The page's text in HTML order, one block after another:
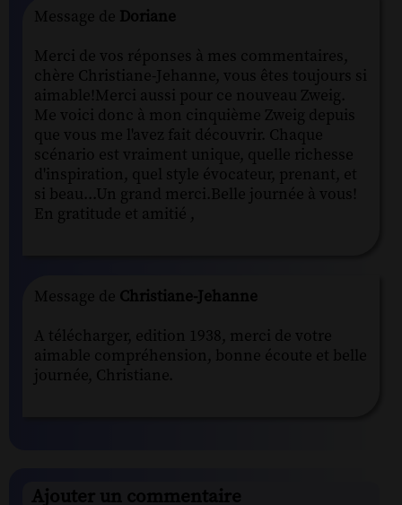
Message de Doriane
Merci de vos réponses à mes commentaires,
chère Christiane-Jehanne, vous êtes toujours si
aimable!Merci aussi pour ce nouveau Zweig.
Me voici donc à mon cinquième Zweig depuis
que vous me l'avez fait découvrir. Chaque
scénario est vraiment unique, quelle richesse
d'inspiration, quel style évocateur, prenant, et
si beau...Un grand merci.Belle journée à vous!
En gratitude et amitié ,
Message de Christiane-Jehanne
A télécharger, edition 1938, merci de votre
aimable compréhension, bonne écoute et belle
journée, Christiane.
Ajouter un commentaire